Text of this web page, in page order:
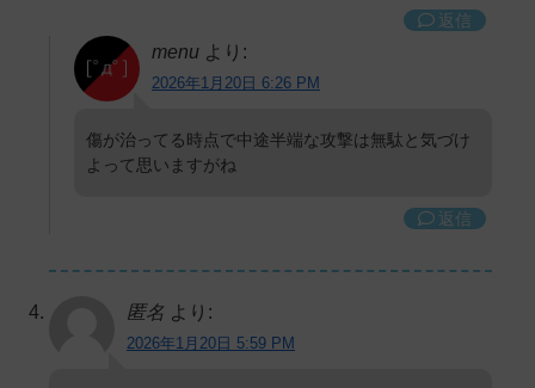
返信
menu より:
2026年1月20日 6:26 PM
傷が治ってる時点で中途半端な攻撃は無駄と気づけ
よって思いますがね
返信
匿名 より:
2026年1月20日 5:59 PM